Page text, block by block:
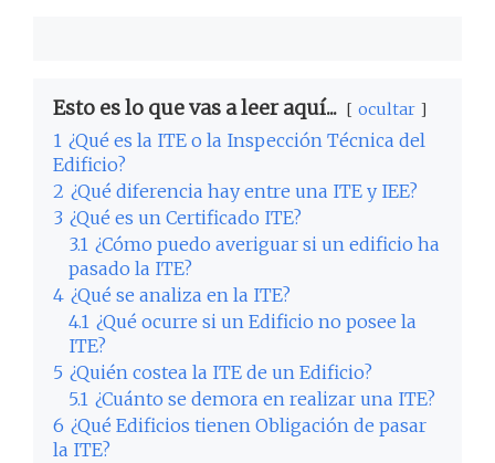
Esto es lo que vas a leer aquí... ocultar
1 ¿Qué es la ITE o la Inspección Técnica del
Edificio?
2 ¿Qué diferencia hay entre una ITE y IEE?
3 ¿Qué es un Certificado ITE?
3.1 ¿Cómo puedo averiguar si un edificio ha
pasado la ITE?
4 ¿Qué se analiza en la ITE?
4.1 ¿Qué ocurre si un Edificio no posee la
ITE?
5 ¿Quién costea la ITE de un Edificio?
5.1 ¿Cuánto se demora en realizar una ITE?
6 ¿Qué Edificios tienen Obligación de pasar
la ITE?